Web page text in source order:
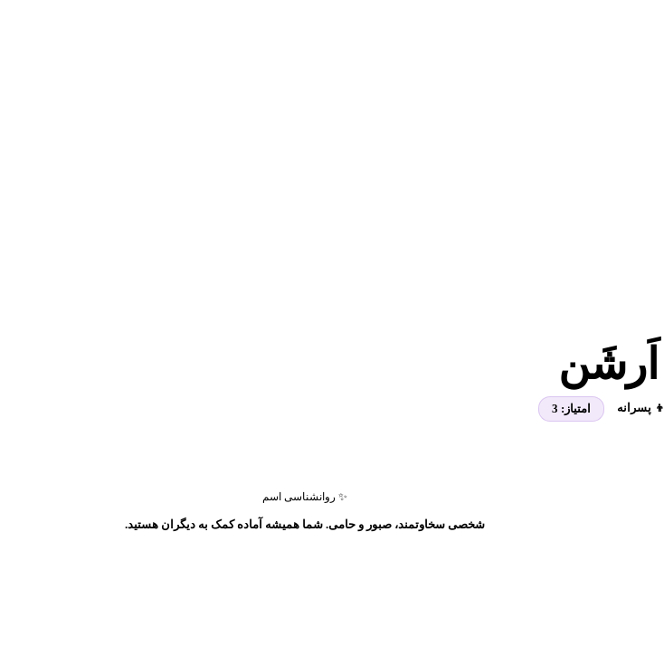
اَرشَن
👦 پسرانه امتیاز: 3
✨ روانشناسی اسم
شخصی سخاوتمند، صبور و حامی. شما همیشه آماده کمک به دیگران هستید.